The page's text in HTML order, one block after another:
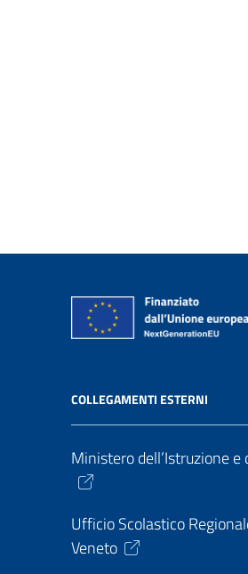
COLLEGAMENTI ESTERNI
Ministero dell’Istruzione
Ufficio Scolastico
Veneto